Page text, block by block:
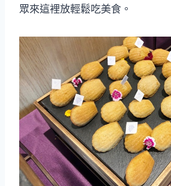
眾來這裡放輕鬆吃美食。